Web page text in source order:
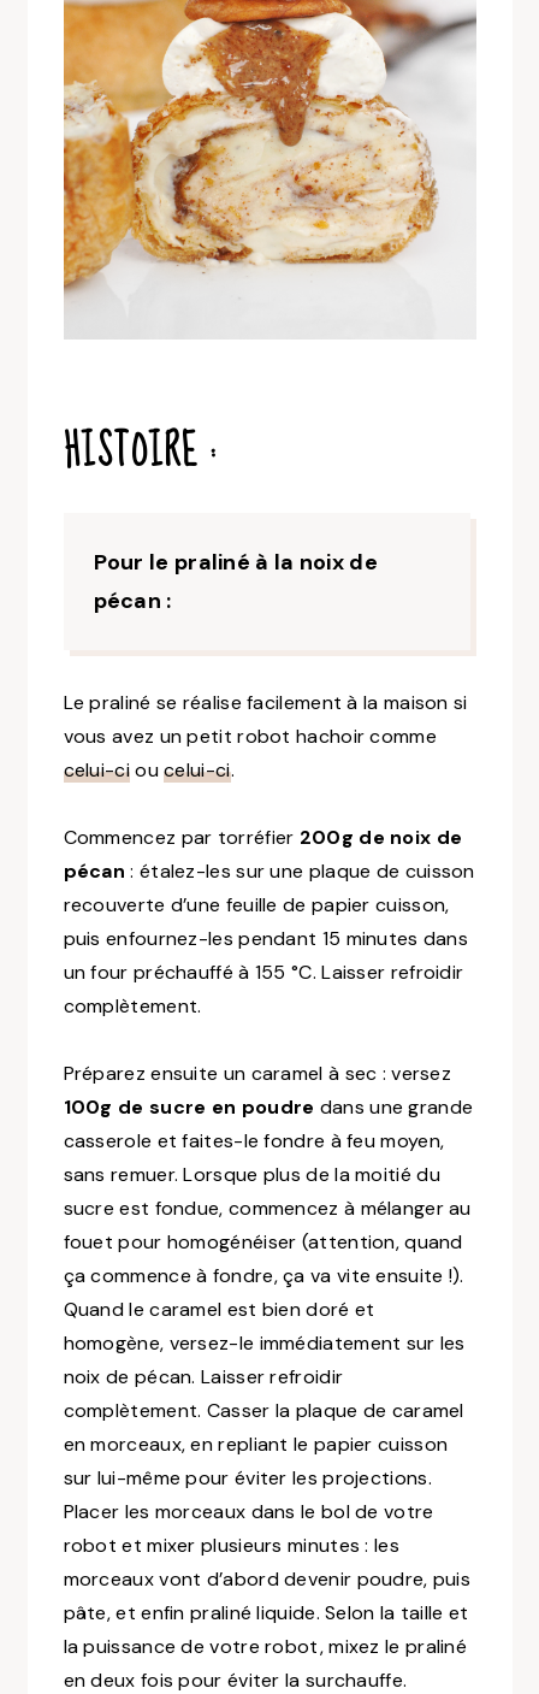
HISTOIRE :
Pour le praliné à la noix de
pécan :
Le praliné se réalise facilement à la maison si
vous avez un petit robot hachoir comme
celui-cioucelui-ci.
Commencez par torréfier 200g de noix de
pécan : étalez-les sur une plaque de cuisson
recouverte d’une feuille de papier cuisson,
puis enfournez-les pendant 15 minutes dans
un four préchauffé à 155 °C. Laisser refroidir
complètement.
Préparez ensuite un caramel à sec : versez
100g de sucre en poudre dans une grande
casserole et faites-le fondre à feu moyen,
sans remuer. Lorsque plus de la moitié du
sucre est fondue, commencez à mélanger au
fouet pour homogénéiser (attention, quand
ça commence à fondre, ça va vite ensuite !).
Quand le caramel est bien doré et
homogène, versez-le immédiatement sur les
noix de pécan. Laisser refroidir
complètement. Casser la plaque de caramel
en morceaux, en repliant le papier cuisson
sur lui-même pour éviter les projections.
Placer les morceaux dans le bol de votre
robot et mixer plusieurs minutes : les
morceaux vont d’abord devenir poudre, puis
pâte, et enfin praliné liquide. Selon la taille et
la puissance de votre robot, mixez le praliné
en deux fois pour éviter la surchauffe.